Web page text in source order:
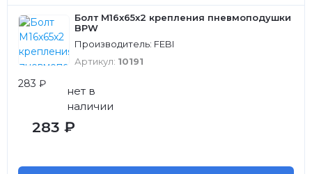
Болт М16х65х2 крепления пневмоподушки
BPW
Производитель: FEBI
Артикул: 10191
283 ₽
нет в
наличии
283 ₽